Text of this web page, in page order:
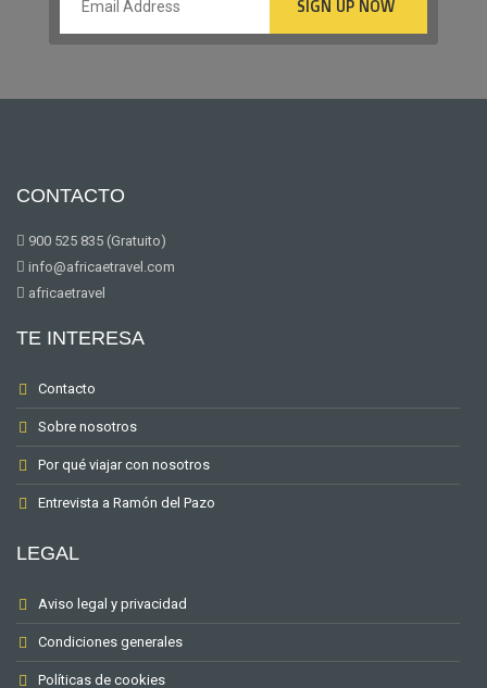
CONTACTO
900 525 835 (Gratuito)
info@africaetravel.com
africaetravel
TE INTERESA
Contacto
Sobre nosotros
Por qué viajar con nosotros
Entrevista a Ramón del Pazo
LEGAL
Aviso legal y privacidad
Condiciones generales
Políticas de cookies